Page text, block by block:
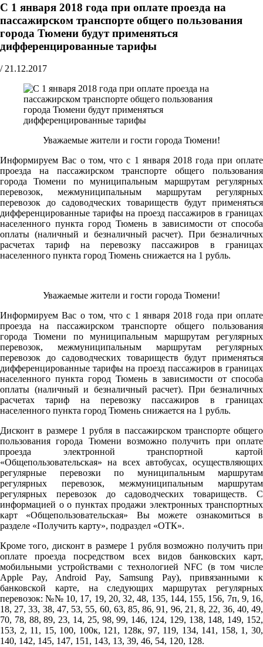
С 1 января 2018 года при оплате проезда на
пассажирском транспорте общего пользования
города Тюмени будут применяться
дифференцированные тарифы
/ 21.12.2017
Уважаемые жители и гости города Тюмени!
Информируем Вас о том, что с 1 января 2018 года при оплате
проезда на пассажирском транспорте общего пользования
города Тюмени по муниципальным маршрутам регулярных
перевозок, межмуниципальным маршрутам регулярных
перевозок до садоводческих товариществ будут применяться
дифференцированные тарифы на проезд пассажиров в границах
населенного пункта город Тюмень в зависимости от способа
оплаты (наличный и безналичный расчет). При безналичных
расчетах тариф на перевозку пассажиров в границах
населенного пункта город Тюмень снижается на 1 рубль.
Уважаемые жители и гости города Тюмени!
Информируем Вас о том, что с 1 января 2018 года при оплате
проезда на пассажирском транспорте общего пользования
города Тюмени по муниципальным маршрутам регулярных
перевозок, межмуниципальным маршрутам регулярных
перевозок до садоводческих товариществ будут применяться
дифференцированные тарифы на проезд пассажиров в границах
населенного пункта город Тюмень в зависимости от способа
оплаты (наличный и безналичный расчет). При безналичных
расчетах тариф на перевозку пассажиров в границах
населенного пункта город Тюмень снижается на 1 рубль.
Дисконт в размере 1 рубля в пассажирском транспорте общего
пользования города Тюмени возможно получить при оплате
проезда электронной транспортной картой
«Общепользовательская» на всех автобусах, осуществляющих
регулярные перевозки по муниципальным маршрутам
регулярных перевозок, межмуниципальным маршрутам
регулярных перевозок до садоводческих товариществ. С
информацией о о пунктах продажи электронных транспортных
карт «Общепользовательская» Вы можете ознакомиться в
разделе «Получить карту», подраздел «ОТК».
Кроме того, дисконт в размере 1 рубля возможно получить при
оплате проезда посредством всех видов банковских карт,
мобильными устройствами с технологией NFC (в том числе
Apple Pay, Android Pay, Samsung Pay), привязанными к
банковской карте, на следующих маршрутах регулярных
перевозок: №№ 10, 17, 19, 20, 32, 48, 135, 144, 155, 156, 7п, 9, 16,
18, 27, 33, 38, 47, 53, 55, 60, 63, 85, 86, 91, 96, 21, 8, 22, 36, 40, 49,
70, 78, 88, 89, 23, 14, 25, 98, 99, 146, 124, 129, 138, 148, 149, 152,
153, 2, 11, 15, 100, 100к, 121, 128к, 97, 119, 134, 141, 158, 1, 30,
140, 142, 145, 147, 151, 143, 13, 39, 46, 54, 120, 128.